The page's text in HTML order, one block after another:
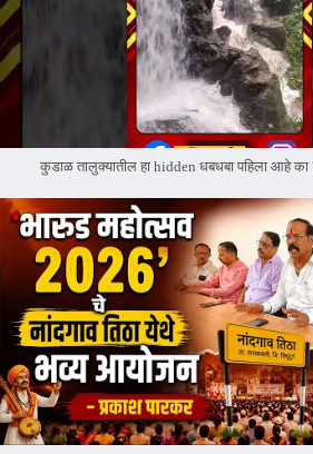
कुडाळ तालुक्यातील हा hidden धबधबा पहिला आहे